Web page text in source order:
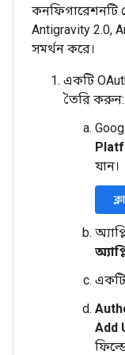
কনফিগারেশনটি
Antigravity 2.0,
সমর্থন করে।
একটি
তৈরি করুন:
যান।
একটি
Add